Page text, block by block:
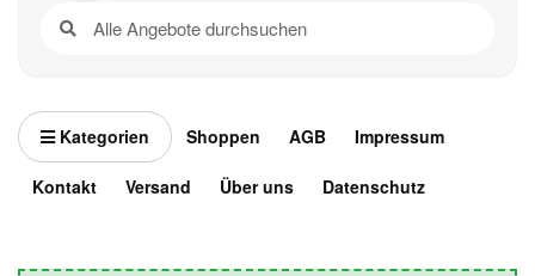
Kategorien Shoppen AGB Impressum
Kontakt Versand Über uns Datenschutz